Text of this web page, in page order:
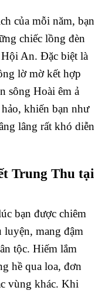
của mỗi năm, bạn
chiếc lồng đèn
An. Đặc biệt là
lờ mờ kết hợp
sông Hoài êm ả
khiến bạn như
lâng rất khó diễn
Trung Thu tại
bạn được chiêm
mang đậm
tộc. Hiếm lắm
hề qua loa, đơn
vùng khác. Khi